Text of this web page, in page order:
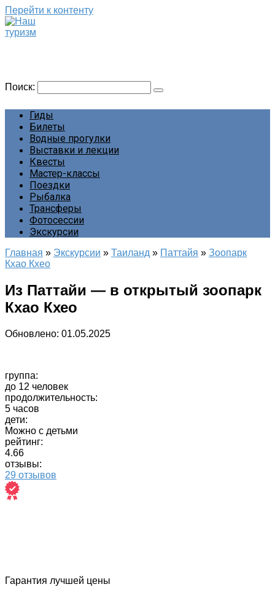
Перейти к контенту
Поиск:
Гиды
Билеты
Водные прогулки
Выставки и лекции
Квесты
Мастер-классы
Поездки
Рыбалка
Трансферы
Фотосессии
Экскурсии
Главная » Экскурсии » Таиланд » Паттайя » Зоопарк
Кхао Кхео
Из Паттайи — в открытый зоопарк
Кхао Кхео
Обновлено: 01.05.2025
группа:
до 12 человек
продолжительность:
5 часов
дети:
Можно с детьми
рейтинг:
4.66
отзывы:
29 отзывов
Гарантия лучшей цены